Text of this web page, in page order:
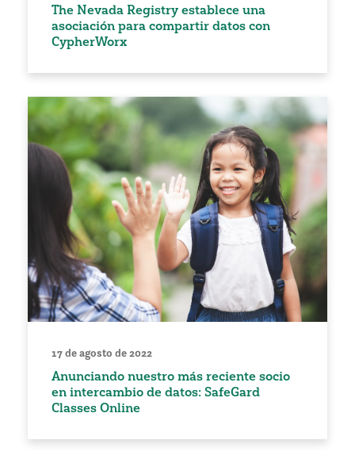
The Nevada Registry establece una
asociación para compartir datos con
CypherWorx
17 de agosto de 2022
Anunciando nuestro más reciente socio
en intercambio de datos: SafeGard
Classes Online